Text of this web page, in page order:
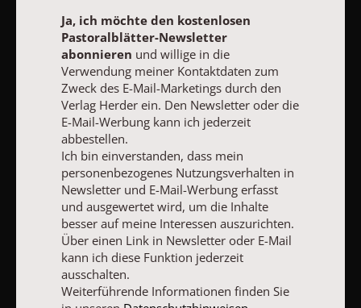
zum Zweck des E-Mail-Marketings durch den Verlag Herder ein.
Den Newsletter oder die E-Mail-Werbung kann ich jederzeit
abbestellen.
Ich bin einverstanden, dass mein personenbezogenes
Nutzungsverhalten in Newsletter und E-Mail-Werbung erfasst
und ausgewertet wird, um die Inhalte besser auf meine
Interessen auszurichten. Über einen Link in Newsletter oder E-
Mail kann ich diese Funktion jederzeit ausschalten.
Weiterführende Informationen finden Sie in unseren
Datenschutzhinweisen.
Ja, ich möchte den kostenlosen
Pastoralblätter-Newsletter
abonnieren und willige in die
Verwendung meiner Kontaktdaten zum
Zweck des E-Mail-Marketings durch den
Verlag Herder ein. Den Newsletter oder die
E-Mail-Werbung kann ich jederzeit
abbestellen.
Ich bin einverstanden, dass mein
personenbezogenes Nutzungsverhalten in
Newsletter und E-Mail-Werbung erfasst
und ausgewertet wird, um die Inhalte
besser auf meine Interessen auszurichten.
Über einen Link in Newsletter oder E-Mail
kann ich diese Funktion jederzeit
ausschalten.
Weiterführende Informationen finden Sie